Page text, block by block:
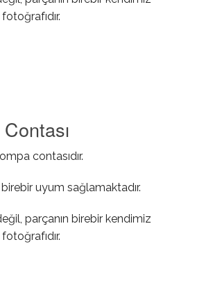
contasıdır.
uyum sağlamaktadır.
parçanın birebir kendimiz